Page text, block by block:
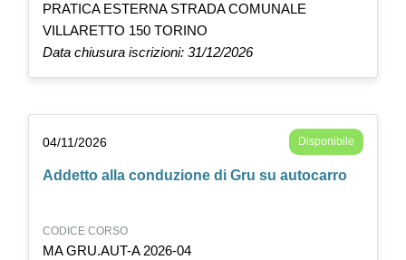
PRATICA ESTERNA STRADA COMUNALE
VILLARETTO 150 TORINO
Data chiusura iscrizioni: 31/12/2026
04/11/2026 Disponibile
Addetto alla conduzione di Gru su autocarro
CODICE CORSO
MA GRU.AUT-A 2026-04